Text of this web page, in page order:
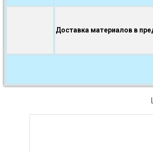
Доставка материалов в